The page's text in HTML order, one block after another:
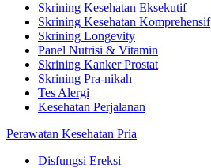
Skrining Kesehatan Eksekutif
Skrining Kesehatan Komprehensif
Skrining Longevity
Panel Nutrisi & Vitamin
Skrining Kanker Prostat
Skrining Pra-nikah
Tes Alergi
Kesehatan Perjalanan
Perawatan Kesehatan Pria
Disfungsi Ereksi